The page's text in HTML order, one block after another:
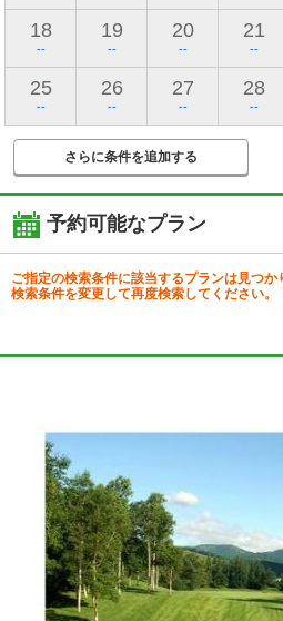
18
--
19
--
20
--
21
--
25
--
26
--
27
--
28
--
さらに条件を追加する
予約可能なプラン
ご指定の検索条件に該当するプランは見つか
検索条件を変更して再度検索してください。